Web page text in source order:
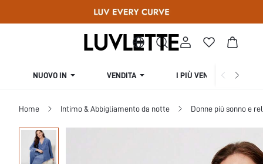
NUOVO IN VENDITA I PIÙ VENDUTI
Home Intimo & Abbigliamento da notte Donne più sonno e